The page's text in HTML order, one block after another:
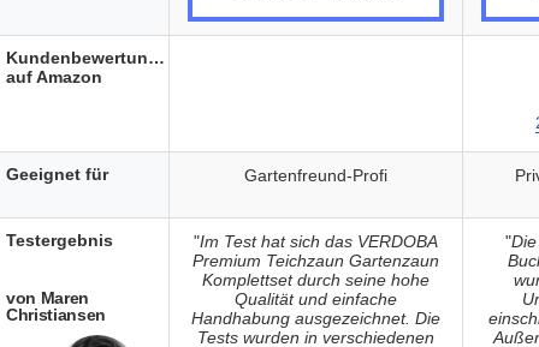
Gartenfreund-Profi
"Im Test hat sich das VERDOBA
Premium Teichzaun Gartenzaun
Komplettset durch seine hohe
Qualität und einfache
Handhabung ausgezeichnet. Die
Tests wurden in verschiedenen
"
Kundenbewertungen
auf Amazon
Geeignet für
Testergebnis
von Maren
Christiansen